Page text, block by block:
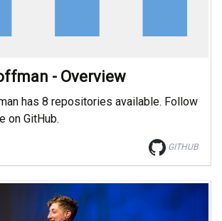
- Overview
has 8 repositories available. Follow
on GitHub.
GITHUB